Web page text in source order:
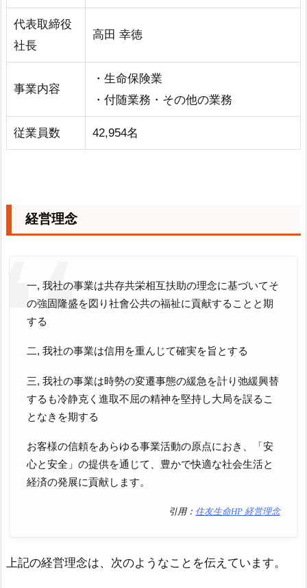
代表取締役
社長
高田 幸徳
事業内容
・生命保険業
・付随業務・その他の業務
従業員数 42,954名
経営理念
一, 我社の事業は共存共栄相互扶助の理念に基づいてそ
の強固隆盛を図り社會公共の福祉に貢献することと期
する
二, 我社の事業は信用を重んじて確実を旨とする
三, 我社の事業は時勢の変遷事態の緩急を計り弛緩興替
するも冷静克く進取不屈の精神を堅持し大局を誤るこ
となきを期する
お客様の信頼をあらゆる事業活動の原点におき、「安
心と安全」の提供を通じて、豊かで快適な社会生活と
経済の発展に貢献します。
引用： 住友生命HP 経営理念
上記の経営理念は、次のようなことを伝えています。